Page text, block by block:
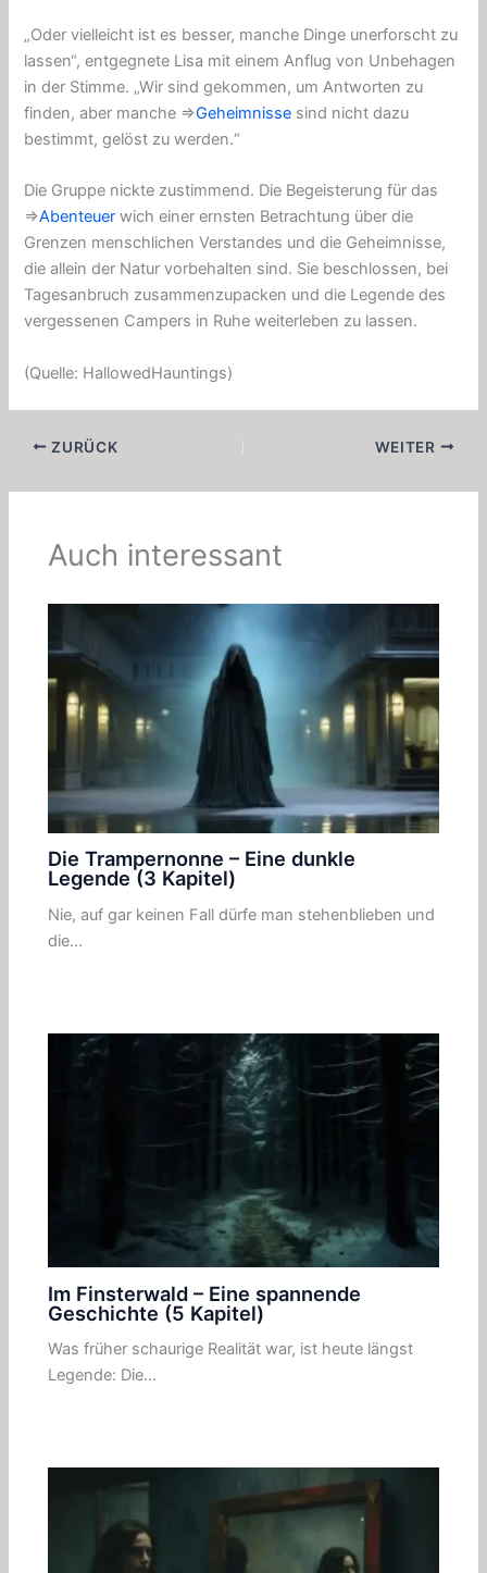
„Oder vielleicht ist es besser, manche Dinge unerforscht zu
lassen“, entgegnete Lisa mit einem Anflug von Unbehagen
in der Stimme. „Wir sind gekommen, um Antworten zu
finden, aber manche ⇒Geheimnisse sind nicht dazu
bestimmt, gelöst zu werden.“
Die Gruppe nickte zustimmend. Die Begeisterung für das
⇒Abenteuer wich einer ernsten Betrachtung über die
Grenzen menschlichen Verstandes und die Geheimnisse,
die allein der Natur vorbehalten sind. Sie beschlossen, bei
Tagesanbruch zusammenzupacken und die Legende des
vergessenen Campers in Ruhe weiterleben zu lassen.
(Quelle: HallowedHauntings)
ZURÜCK WEITER
Auch interessant
Die Trampernonne – Eine dunkle
Legende (3 Kapitel)
Nie, auf gar keinen Fall dürfe man stehenblieben und
die…
Im Finsterwald – Eine spannende
Geschichte (5 Kapitel)
Was früher schaurige Realität war, ist heute längst
Legende: Die…